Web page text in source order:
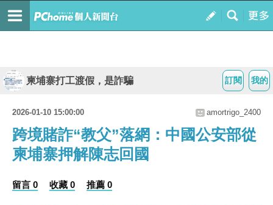
我的
訂閱
柬埔寨打工渡假，是詐騙
2026-01-10 15:00:00 amortrigo_2400
跨境賭詐“教父”落網：中國公安部從
柬埔寨押解陳志回國
留言 0 收藏 0 推薦 0